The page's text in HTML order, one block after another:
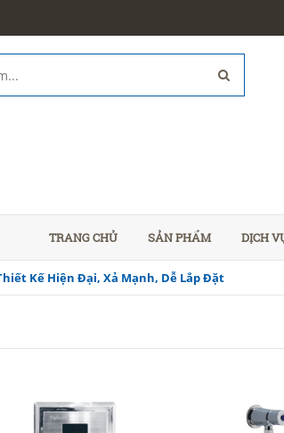
TRANG CHỦ SẢN PHẨM DỊCH
Kế Hiện Đại, Xả Mạnh, Dễ Lắp Đặt